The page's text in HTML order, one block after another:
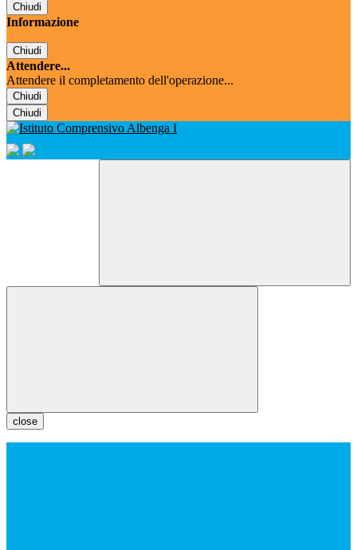
Chiudi
Informazione
Chiudi
Attendere...
Attendere il completamento dell'operazione...
Chiudi
Chiudi
close